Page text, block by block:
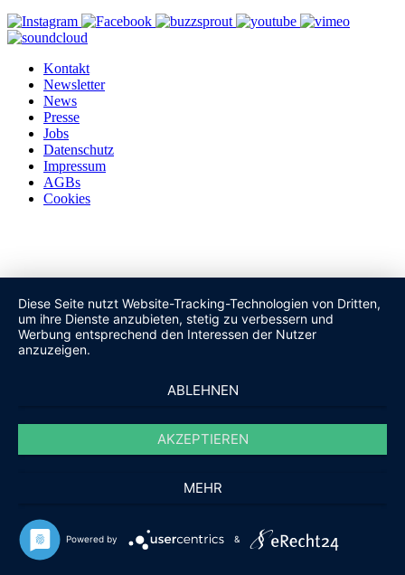
Kontakt
Newsletter
News
Presse
Jobs
Datenschutz
Impressum
AGBs
Cookies
Diese Seite nutzt Website-Tracking-Technologien von Dritten,
um ihre Dienste anzubieten, stetig zu verbessern und
Werbung entsprechend den Interessen der Nutzer
anzuzeigen.
ABLEHNEN
AKZEPTIEREN
MEHR
Powered by &